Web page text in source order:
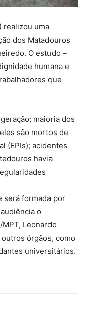
realizou uma
dos Matadouros
O estudo –
humana e
que
maioria dos
são mortos de
(EPIs); acidentes
havia
será formada por
o
Leonardo
órgãos, como
universitários.